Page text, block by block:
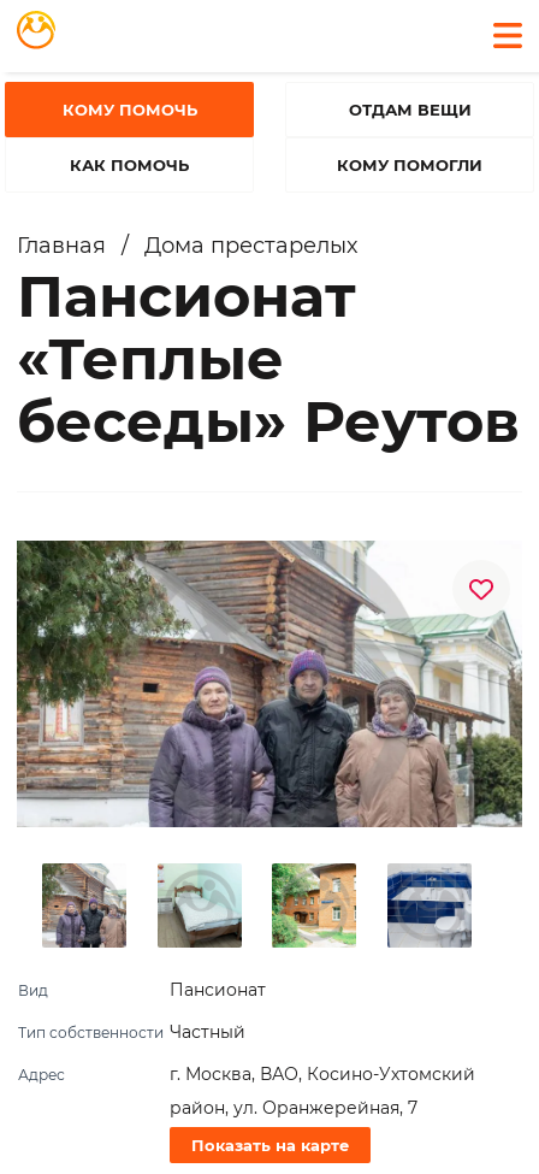
КОМУ ПОМОЧЬ
КАК ПОМОЧЬ
ОТДАМ ВЕЩИ
КОМУ ПОМОГЛИ
Главная / Дома престарелых
Пансионат
«Теплые
беседы» Реутов
Вид Пансионат
Тип собственности Частный
Адрес
г. Москва, ВАО, Косино-Ухтомский
район, ул. Оранжерейная, 7
Показать на карте